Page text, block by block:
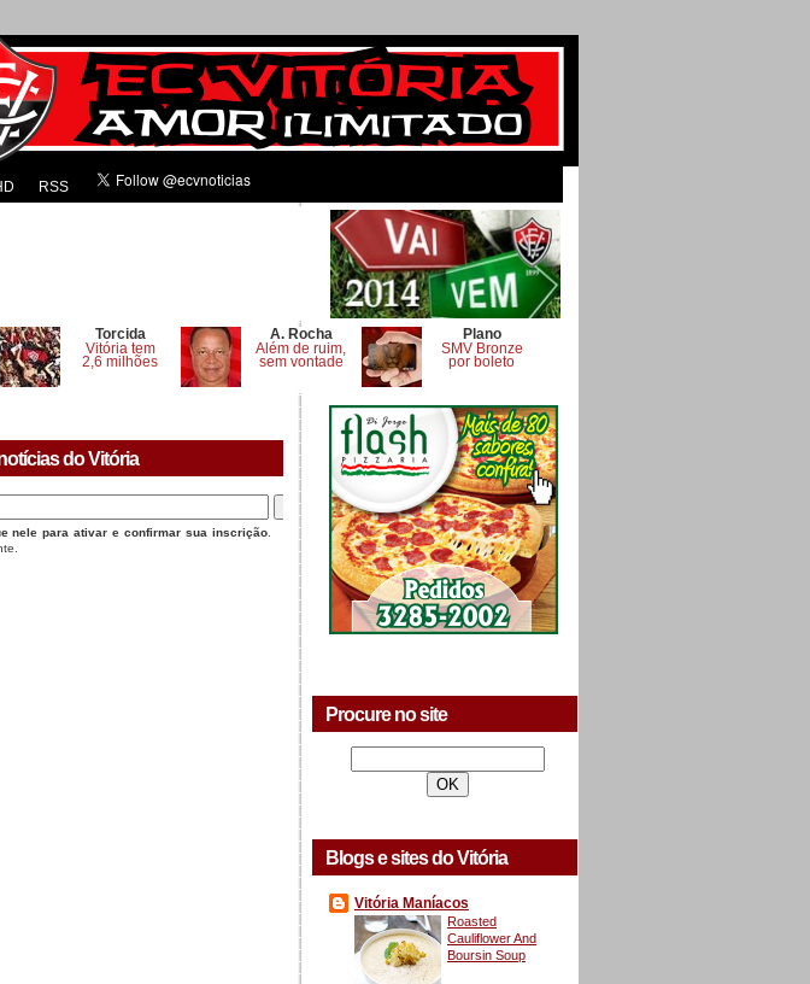
RSS
Torcida
Vitória tem
2,6 milhões
A. Rocha
Além de ruim,
sem vontade
Plano
SMV Bronze
por boleto
do Vitória
nele para ativar e confirmar sua inscrição
Procure no site
Blogs e sites do Vitória
Vitória Maníacos
Roasted
Cauliflower And
Boursin Soup